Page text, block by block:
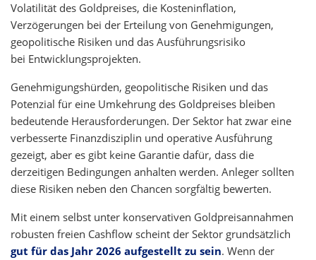
Volatilität des Goldpreises, die Kosteninflation,
Verzögerungen bei der Erteilung von Genehmigungen,
geopolitische Risiken und das Ausführungsrisiko
bei Entwicklungsprojekten.
Genehmigungshürden, geopolitische Risiken und das
Potenzial für eine Umkehrung des Goldpreises bleiben
bedeutende Herausforderungen. Der Sektor hat zwar eine
verbesserte Finanzdisziplin und operative Ausführung
gezeigt, aber es gibt keine Garantie dafür, dass die
derzeitigen Bedingungen anhalten werden. Anleger sollten
diese Risiken neben den Chancen sorgfältig bewerten.
Mit einem selbst unter konservativen Goldpreisannahmen
robusten freien Cashflow scheint der Sektor grundsätzlich
gut für das Jahr 2026 aufgestellt zu sein. Wenn der